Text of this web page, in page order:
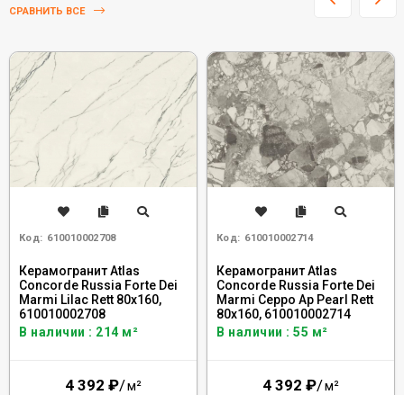
СРАВНИТЬ ВСЕ
Код: 610010002708
Керамогранит Atlas
Concorde Russia Forte Dei
Marmi Lilac Rett 80x160,
610010002708
В наличии : 214 м²
4 392 ₽/м²
Код: 610010002714
Керамогранит Atlas
Concorde Russia Forte Dei
Marmi Ceppo Ap Pearl Rett
80x160, 610010002714
В наличии : 55 м²
4 392 ₽/м²